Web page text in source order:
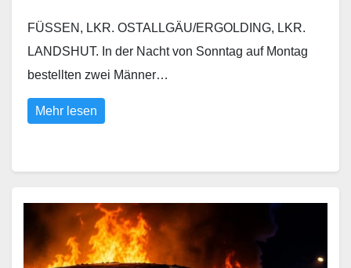
FÜSSEN, LKR. OSTALLGÄU/ERGOLDING, LKR.
LANDSHUT. In der Nacht von Sonntag auf Montag
bestellten zwei Männer…
Mehr lesen